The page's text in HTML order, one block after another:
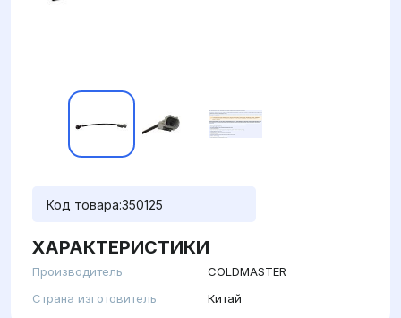
Код товара:350125
ХАРАКТЕРИСТИКИ
Производитель
COLDMASTER
Страна изготовитель
Китай